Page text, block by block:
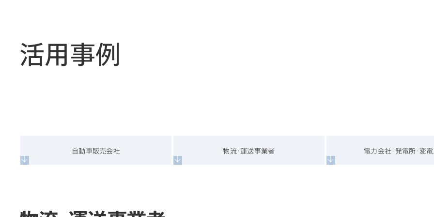
活用事例
自動車販売会社 物流･運送事業者 電力会社･発電所･変